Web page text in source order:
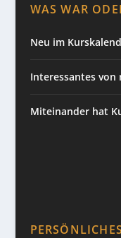
WAS WAR
Neu im
Interessantes von
Miteinander hat
PERSÖNLICHES